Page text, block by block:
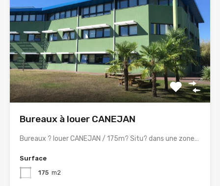
Bureaux à louer CANEJAN
Bureaux ? louer CANEJAN / 175m? Situ? dans une zone…
Surface
175 m2